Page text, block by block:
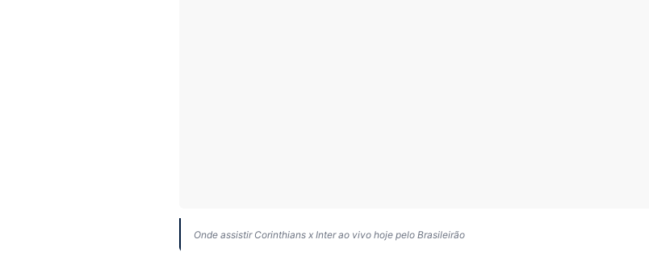
Onde assistir Corinthians x Inter ao vivo hoje pelo Brasileirão